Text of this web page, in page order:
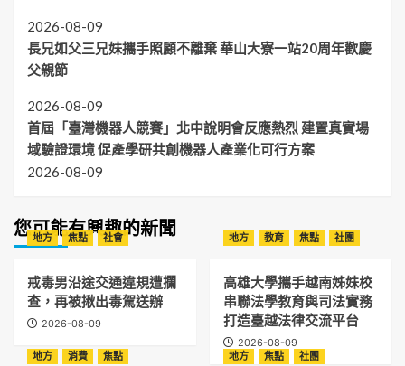
2026-08-09
長兄如父三兄妹攜手照顧不離棄 華山大寮一站20周年歡慶
父親節
2026-08-09
首屆「臺灣機器人競賽」北中說明會反應熱烈 建置真實場
域驗證環境 促產學研共創機器人產業化可行方案
2026-08-09
您可能有興趣的新聞
地方 焦點 社會
戒毒男沿途交通違規遭攔
查，再被揪出毒駕送辦
2026-08-09
地方 教育 焦點 社團
高雄大學攜手越南姊妹校
串聯法學教育與司法實務
打造臺越法律交流平台
2026-08-09
地方
消費 焦點 地方 焦點 社團